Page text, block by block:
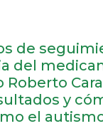
de
del
y
el